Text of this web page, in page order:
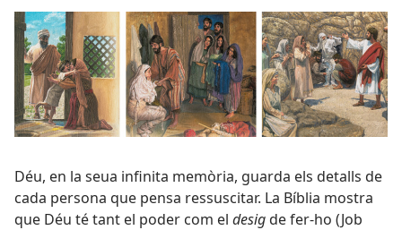
Déu, en la seua infinita memòria, guarda els detalls de
cada persona que pensa ressuscitar. La Bíblia mostra
que Déu té tant el poder com el desigde fer-ho (Job